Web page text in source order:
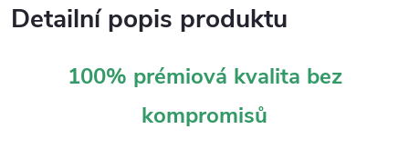
Detailní popis produktu
100% prémiová kvalita bez
kompromisů